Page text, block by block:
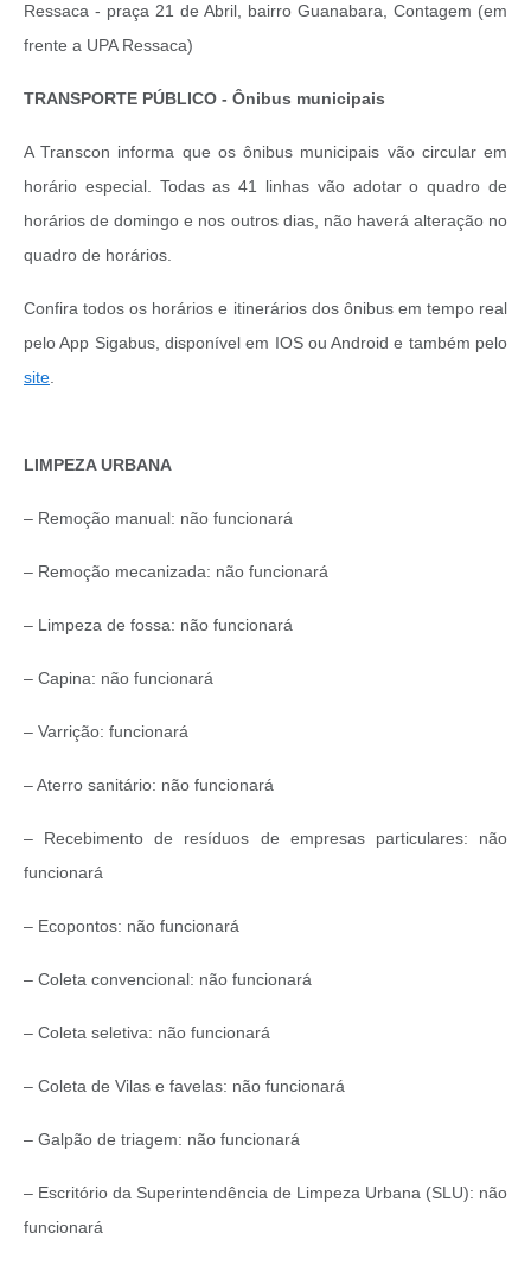
Ressaca - praça 21 de Abril, bairro Guanabara, Contagem (em
frente a UPA Ressaca)
TRANSPORTE PÚBLICO - Ônibus municipais
A Transcon informa que os ônibus municipais vão circular em
horário especial. Todas as 41 linhas vão adotar o quadro de
horários de domingo e nos outros dias, não haverá alteração no
quadro de horários.
Confira todos os horários e itinerários dos ônibus em tempo real
pelo App Sigabus, disponível em IOS ou Android e também pelo
site
LIMPEZA URBANA
– Remoção manual: não funcionará
– Remoção mecanizada: não funcionará
– Limpeza de fossa: não funcionará
– Capina: não funcionará
– Varrição: funcionará
– Aterro sanitário: não funcionará
– Recebimento de resíduos de empresas particulares: não
funcionará
– Ecopontos: não funcionará
– Coleta convencional: não funcionará
– Coleta seletiva: não funcionará
– Coleta de Vilas e favelas: não funcionará
– Galpão de triagem: não funcionará
– Escritório da Superintendência de Limpeza Urbana (SLU): não
funcionará